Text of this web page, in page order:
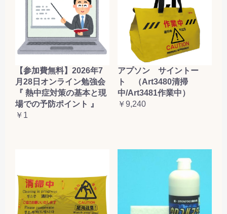
【参加費無料】2026年7
月28日オンライン勉強会
『 熱中症対策の基本と現
場での予防ポイント 』
￥1
アプソン サイントー
ト （Art3480清掃
中/Art3481作業中）
￥9,240